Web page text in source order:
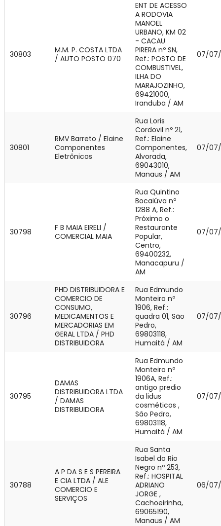
30803
M.M. P. COSTA LTDA
/ AUTO POSTO 070
ENT DE ACESSO
A RODOVIA
MANOEL
URBANO, KM 02
- CACAU
PIRERA nº SN,
Ref.: POSTO DE
COMBUSTIVEL,
ILHA DO
MARAJOZINHO,
69421000,
Iranduba / AM
07/
30801
RMV Barreto / Elaine
Componentes
Eletrônicos
Rua Loris
Cordovil nº 21,
Ref.: Elaine
Componentes,
Alvorada,
69043010,
Manaus / AM
07/
30798
F B MAIA EIRELI /
COMERCIAL MAIA
Rua Quintino
Bocaiúva nº
1288 A, Ref.:
Próximo o
Restaurante
Popular,
Centro,
69400232,
Manacapuru /
AM
07/
30796
PHD DISTRIBUIDORA E
COMERCIO DE
CONSUMO,
MEDICAMENTOS E
MERCADORIAS EM
GERAL LTDA / PHD
DISTRIBUIDORA
Rua Edmundo
Monteiro nº
1906, Ref.:
quadra 01, São
Pedro,
69803118,
Humaitá / AM
07/
30795
DAMAS
DISTRIBUIDORA LTDA
/ DAMAS
DISTRIBUIDORA
Rua Edmundo
Monteiro nº
1906A, Ref.:
antigo predio
da lidus
cosméticos ,
São Pedro,
69803118,
Humaitá / AM
07/
30788
A P DA S E S PEREIRA
E CIA LTDA / ALE
COMERCIO E
SERVIÇOS
Rua Santa
Isabel do Rio
Negro nº 253,
Ref.: HOSPITAL
ADRIANO
JORGE ,
Cachoeirinha,
69065190,
Manaus / AM
06/